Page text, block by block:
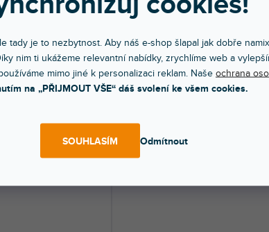
tady je to nezbytnost. Aby náš e-shop šlapal jak dobře
nim ti ukážeme relevantní nabídky, zrychlíme web a
mimo jiné k personalizaci reklam. Naše ochrana
na „PŘIJMOUT VŠE“ dáš svolení ke všem cookies.
Odmítnout
SOUHLASÍM
SLEVA
(2 ks )
DO KOŠÍKU
pouzdro s pevnou
🔥 SEZONNÍ VÝPRODEJ
Skladem na prodejně(1 ks)